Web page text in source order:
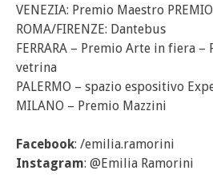
VENEZIA: Premio Maestro
ROMA/FIRENZE: Dantebus
FERRARA – Premio Arte in fiera
vetrina
PALERMO – spazio espositivo
MILANO – Premio Mazzini
Facebook: /emilia.ramorini
Instagram: @Emilia Ramorini